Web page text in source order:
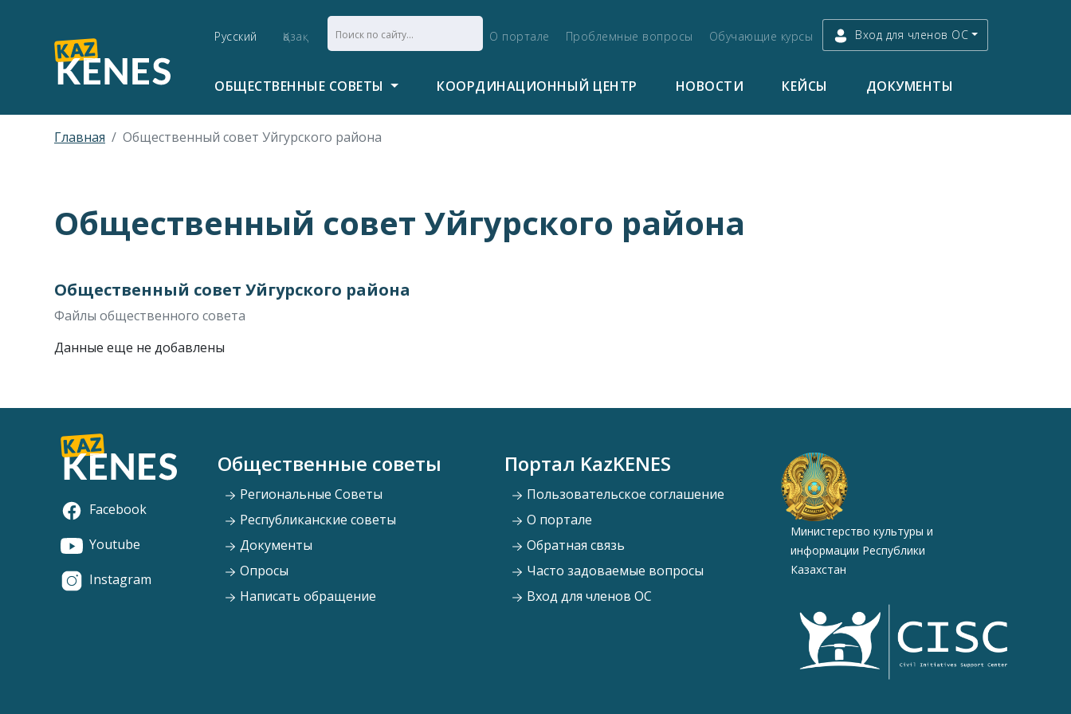
Русский Қазақ О портале Проблемные вопросы Обучающие курсы Вход для членов ОС
ОБЩЕСТВЕННЫЕ СОВЕТЫ КООРДИНАЦИОННЫЙ ЦЕНТР НОВОСТИ КЕЙСЫ ДОКУМЕНТЫ
Главная Общественный совет Уйгурского района
Общественный совет Уйгурского района
Общественный совет Уйгурского района
Файлы общественного совета
Данные еще не добавлены
Facebook
Youtube
Instagram
Общественные советы
Региональные Советы
Республиканские советы
Документы
Опросы
Написать обращение
Портал KazKENES
Пользовательское соглашение
О портале
Обратная связь
Часто задоваемые вопросы
Вход для членов ОС
Министерство культуры и
информации Республики
Казахстан